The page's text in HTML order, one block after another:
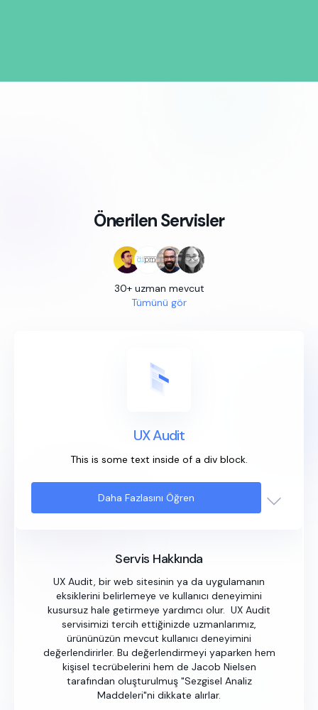
Önerilen Servisler
30+ uzman mevcut
Tümünü gör
UX Audit
This is some text inside of a div block.
Daha Fazlasını Öğren
Servis Hakkında
UX Audit, bir web sitesinin ya da uygulamanın
eksiklerini belirlemeye ve kullanıcı deneyimini
kusursuz hale getirmeye yardımcı olur. UX Audit
servisimizi tercih ettiğinizde uzmanlarımız,
ürününüzün mevcut kullanıcı deneyimini
değerlendirirler. Bu değerlendirmeyi yaparken hem
kişisel tecrübelerini hem de Jacob Nielsen
tarafından oluşturulmuş "Sezgisel Analiz
Maddeleri"ni dikkate alırlar.